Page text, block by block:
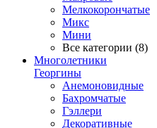
Мелкокорончатые
Микс
Мини
Все категории (8)
Многолетники
Георгины
Анемоновидные
Бахромчатые
Гэллери
Декоративные